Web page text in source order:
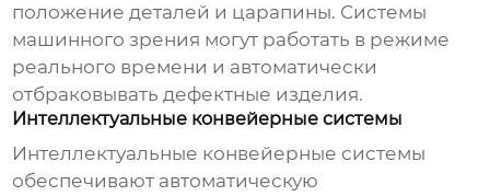
положение деталей и царапины. Системы
машинного зрения могут работать в режиме
реального времени и автоматически
отбраковывать дефектные изделия.
Интеллектуальные конвейерные системы
Интеллектуальные конвейерные системы
обеспечивают автоматическую